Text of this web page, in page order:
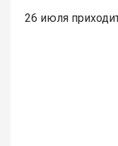
26 июля